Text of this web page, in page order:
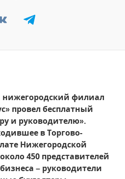
нижегородский филиал
провел бесплатный
и руководителю».
в Торгово-
Нижегородской
450 представителей
– руководители